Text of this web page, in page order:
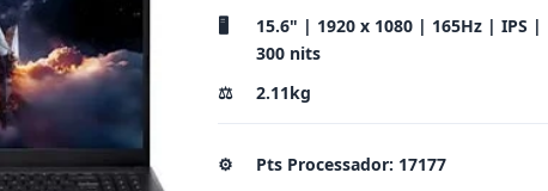
🖥️
15.6" | 1920 x 1080 | 165Hz | IPS |
300 nits
⚖️ 2.11kg
⚙️ Pts Processador: 17177